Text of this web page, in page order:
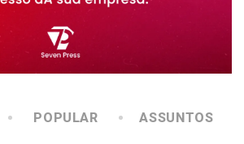
POPULAR ASSUNTOS